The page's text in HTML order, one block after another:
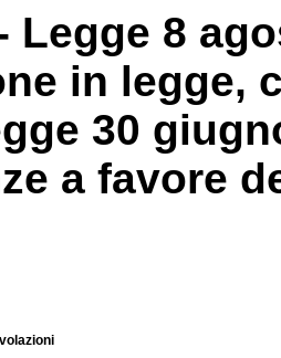
Legge 8
in legge,
30
a favore